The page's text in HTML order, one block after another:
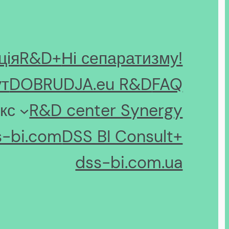
R&D+Ні сепаратизму!
DOBRUDJA.eu R&DFAQ
R&D center Synergy
bi.comDSS BI Consult+
dss-bi.com.ua